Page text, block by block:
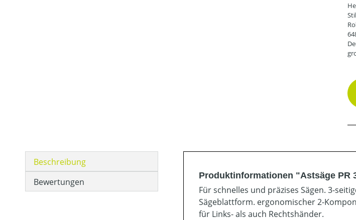
Beschreibung
Bewertungen
Produktinformationen "Astsäge PR
Für schnelles und präzises Sägen. 3-
Sägeblattform. ergonomischer 2-
für Links- als auch Rechtshänder.